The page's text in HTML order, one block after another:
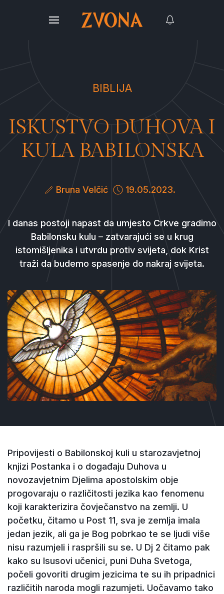
BIBLIJA
ISKUSTVO DUHOVA I
KULA BABILONSKA
Bruna Velčić 19.05.2023.
I danas postoji napast da umjesto Crkve gradimo
Babilonsku kulu – zatvarajući se u krug
istomišljenika i utvrdu protiv svijeta, dok Krist
traži da budemo spasenje do nakraj svijeta.
Pripovijesti o Babilonskoj kuli u starozavjetnoj
knjizi Postanka i o događaju Duhova u
novozavjetnim Djelima apostolskim obje
progovaraju o različitosti jezika kao fenomenu
koji karakterizira čovječanstvo na zemlji. U
početku, čitamo u Post 11, sva je zemlja imala
jedan jezik, ali ga je Bog pobrkao te se ljudi više
nisu razumjeli i raspršili su se. U Dj 2 čitamo pak
kako su Isusovi učenici, puni Duha Svetoga,
počeli govoriti drugim jezicima te su ih pripadnici
različitih naroda mogli razumjeti. Uočavamo tako